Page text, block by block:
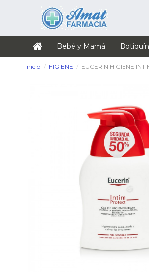
Bebé y Mamá Botiquín
Inicio HIGIENE EUCERIN HIGIENE